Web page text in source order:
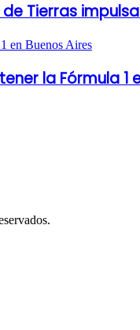
Tierras
la Fórmula 1